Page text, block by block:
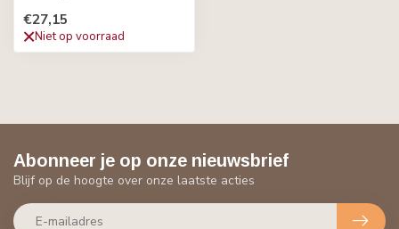
€27,15
Niet op voorraad
Abonneer je op onze nieuwsbrief
Blijf op de hoogte over onze laatste acties